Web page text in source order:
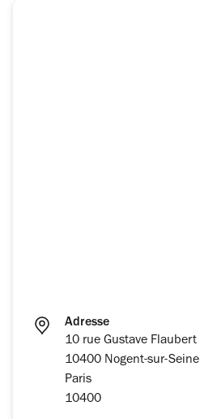
Adresse
10 rue Gustave Flaubert
10400 Nogent-sur-Seine
Paris
10400